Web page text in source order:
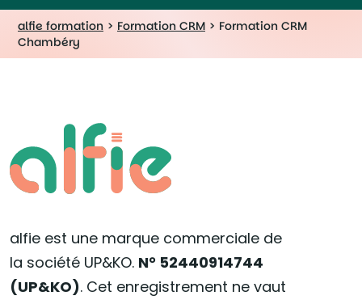
alfie formation > Formation CRM > Formation CRM
Chambéry
alfie est une marque commerciale de
la société UP&KO. N° 52440914744
(UP&KO). Cet enregistrement ne vaut